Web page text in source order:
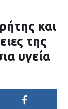
και
της
υγεία